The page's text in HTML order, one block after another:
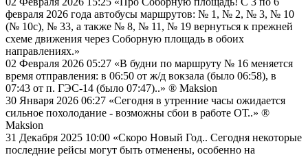
февраля 2026 года автобусы маршрутов: № 1, № 2, № 3, № 10
(№ 10с), № 33, а также № 8, № 11, № 19 вернуться к прежней
схеме движения через Соборную площадь в обоих
направлениях.»
02 Февраля 2026 05:27 «В будни по маршруту № 16 меняется
время отправления: в 06:50 от ж/д вокзала (было 06:58), в
07:43 от п. ГЭС-14 (было 07:47)..» ® Maksion
30 Января 2026 06:27 «Сегодня в утренние часы ожидается
сильное похолодание - возможны сбои в работе ОТ..» ®
Maksion
31 Декабря 2025 10:00 «Скоро Новый Год.. Сегодня некоторые
последние рейсы могут быть отменены, особенно на